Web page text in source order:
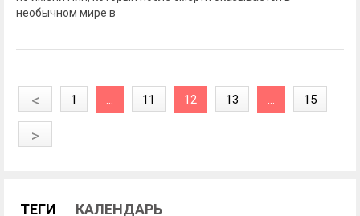
необычном мире в
< 1 ... 11 12 13 ... 15
>
ТЕГИ КАЛЕНДАРЬ